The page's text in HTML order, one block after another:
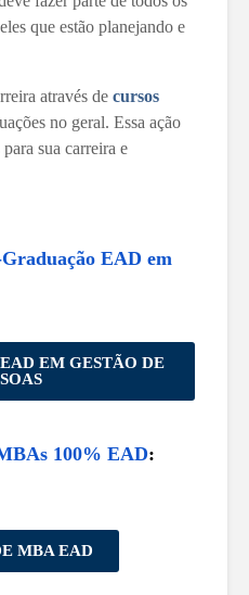
que estão planejando e
através de cursos
no geral. Essa ação
sua carreira e
Graduação EAD em
EM GESTÃO DE
100% EAD:
MBA EAD